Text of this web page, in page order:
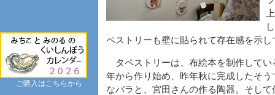
ペストリーも壁に貼られて存在感を示し
タペストリーは、布絵本を制作してい
年から作り始め、昨年秋に完成したそ
なバラと、宮田さんの作る陶器。そし
ご購入はこちらから